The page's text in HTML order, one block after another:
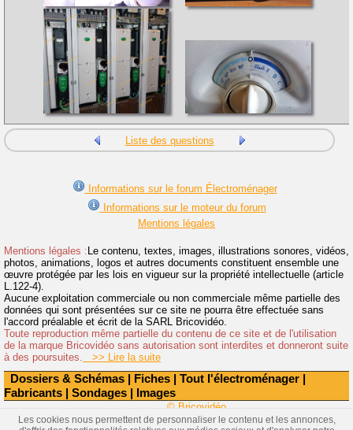
Dossiers & Schémas | Fiches | Tout l'électroménager |
Fabricants | Sondages | Images
Liste des questions
Informations sur le forum Électroménager
Informations sur le moteur du forum
Mentions légales
Mentions légales : Le contenu, textes, images, illustrations sonores, vidéos,
photos, animations, logos et autres documents constituent ensemble une
œuvre protégée par les lois en vigueur sur la propriété intellectuelle (article
L.122-4).
Aucune exploitation commerciale ou non commerciale même partielle des
données qui sont présentées sur ce site ne pourra être effectuée sans
l'accord préalable et écrit de la SARL Bricovidéo.
Toute reproduction même partielle du contenu de ce site et de l'utilisation
de la marque Bricovidéo sans autorisation sont interdites et donneront suite
à des poursuites.
>> Lire la suite
© Bricovidéo
Les cookies nous permettent de personnaliser le contenu et les annonces,